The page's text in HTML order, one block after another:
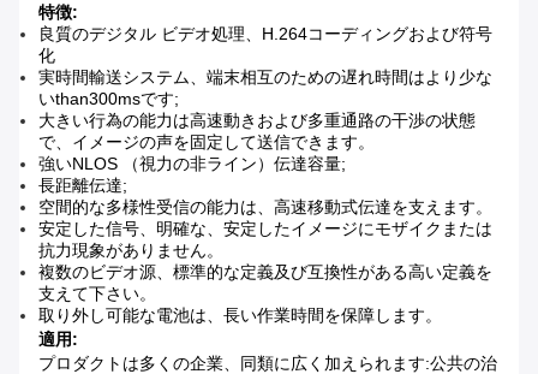
特徴:
良質のデジタル ビデオ処理、H.264コーディングおよび符号
化
実時間輸送システム、端末相互のための遅れ時間はより少な
いthan300msです;
大きい行為の能力は高速動きおよび多重通路の干渉の状態
で、イメージの声を固定して送信できます。
強いNLOS （視力の非ライン）伝達容量;
長距離伝達;
空間的な多様性受信の能力は、高速移動式伝達を支えます。
安定した信号、明確な、安定したイメージにモザイクまたは
抗力現象がありません。
複数のビデオ源、標準的な定義及び互換性がある高い定義を
支えて下さい。
取り外し可能な電池は、長い作業時間を保障します。
適用:
プロダクトは多くの企業、同類に広く加えられます:公共の治